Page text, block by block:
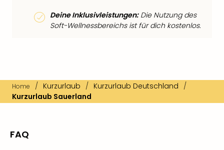
Deine Inklusivleistungen:Die Nutzung des
Soft-Wellnessbereichs ist für dich kostenlos.
Home / Kurzurlaub / Kurzurlaub Deutschland /
Kurzurlaub Sauerland
FAQ